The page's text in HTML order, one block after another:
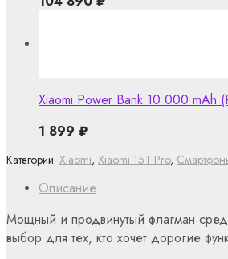
Описание
Мощный и продвинутый флагман
выбор для тех, кто хочет дорогие
Категории: Xiaomi, Xiaomi 15T Pro,
Xiaomi Power Bank 10 000 mAh
1 899 ₽